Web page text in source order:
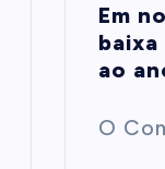
Em
baixa
ao
O